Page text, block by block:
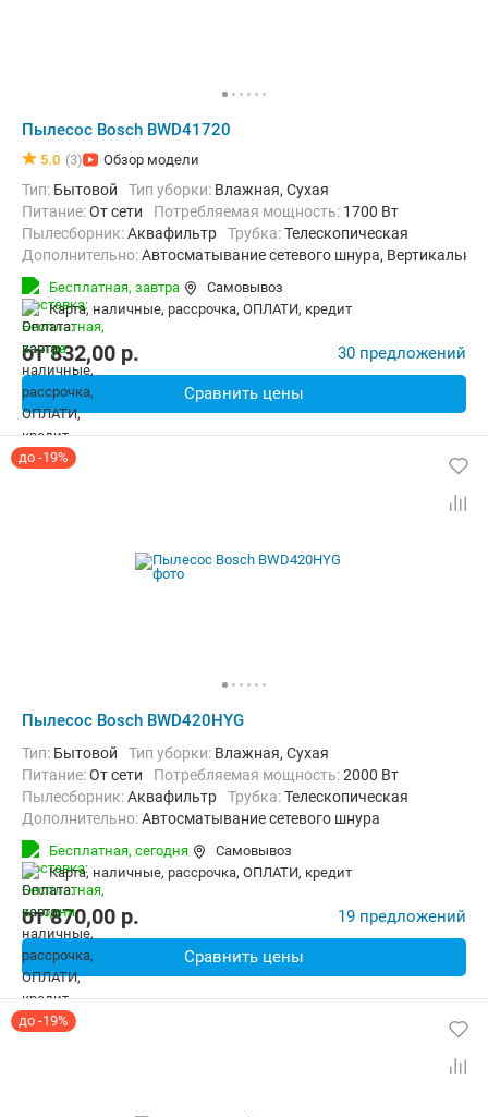
Пылесос Bosch BWD41720
5.0 (3) Обзор модели
Тип: Бытовой Тип уборки: Влажная, Сухая
питание:От сети Потребляемая мощность: 1700 Вт
пылесборник:Аквафильтр трубка:Телескопическая
Дополнительно:Автосматывание сетевого шнура,
Радиус действия:
Бесплатная, завтра
Самовывоз
карта, наличные, рассрочка, ОПЛАТИ, кредит
от832,00 p. 30 предложений
Сравнить цены
до -19%
Пылесос Bosch BWD420HYG
Тип: Бытовой Тип уборки: Влажная, Сухая
питание:От сети Потребляемая мощность:2000 Вт
пылесборник:Аквафильтр трубка:Телескопическая
Дополнительно:Автосматывание сетевого шнура
Радиус действия:
Бесплатная, сегодня
Самовывоз
карта, наличные, рассрочка, ОПЛАТИ, кредит
от870,00 p. 19 предложений
Сравнить цены
до -19%